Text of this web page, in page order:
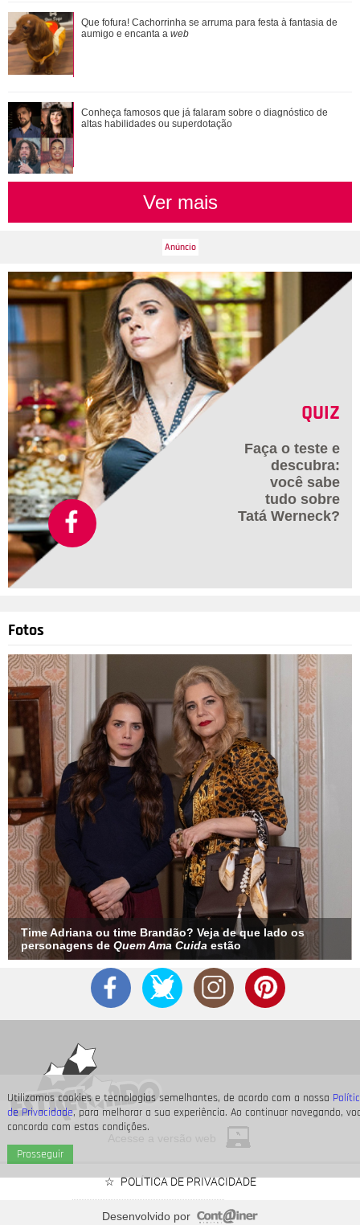
Utilizamos cookies e tecnologias semelhantes, de acordo com a nossa
de Privacidade, para melhorar a sua experiência. Ao continuar navegando,
concorda com estas condições.
Prosseguir
Adriana vê Pedro e Bruna no restaurante. Confira o que vai
rolar nesta sexta-feira em Quem A...
Conheça famosos que já falaram sobre o diagnóstico de
altas habilidades ou superdotação
Que fofura! Cachorrinha se arruma para festa à fantasia de
aumigo e encanta a web
Conheça famosos que já falaram sobre o diagnóstico de
altas habilidades ou superdotação
Ver mais
QUIZ
Faça o teste e
descubra:
você sabe
tudo sobre
Tatá Werneck?
Fotos
Time Adriana ou time Brandão? Veja de que lado os
personagens de Quem Ama Cuida estão
POLÍTICA DE PRIVACIDADE
Desenvolvido por